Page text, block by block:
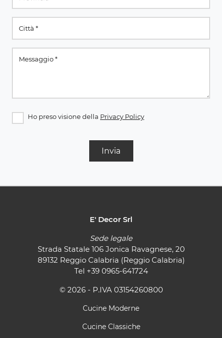
Ho preso visione della Privacy Policy
Invia
E' Decor Srl
Sede legale
Strada Statale 106 Jonica Ravagnese, 20
89132 Reggio Calabria (Reggio Calabria)
Tel +39 0965-641724
© 2026 - P.IVA 03154260800
Cucine Moderne
Cucine Classiche